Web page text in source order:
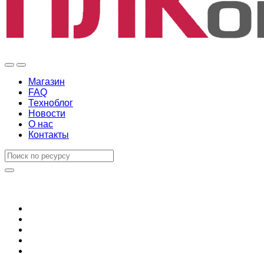
Магазин
FAQ
Техноблог
Новости
О нас
Контакты